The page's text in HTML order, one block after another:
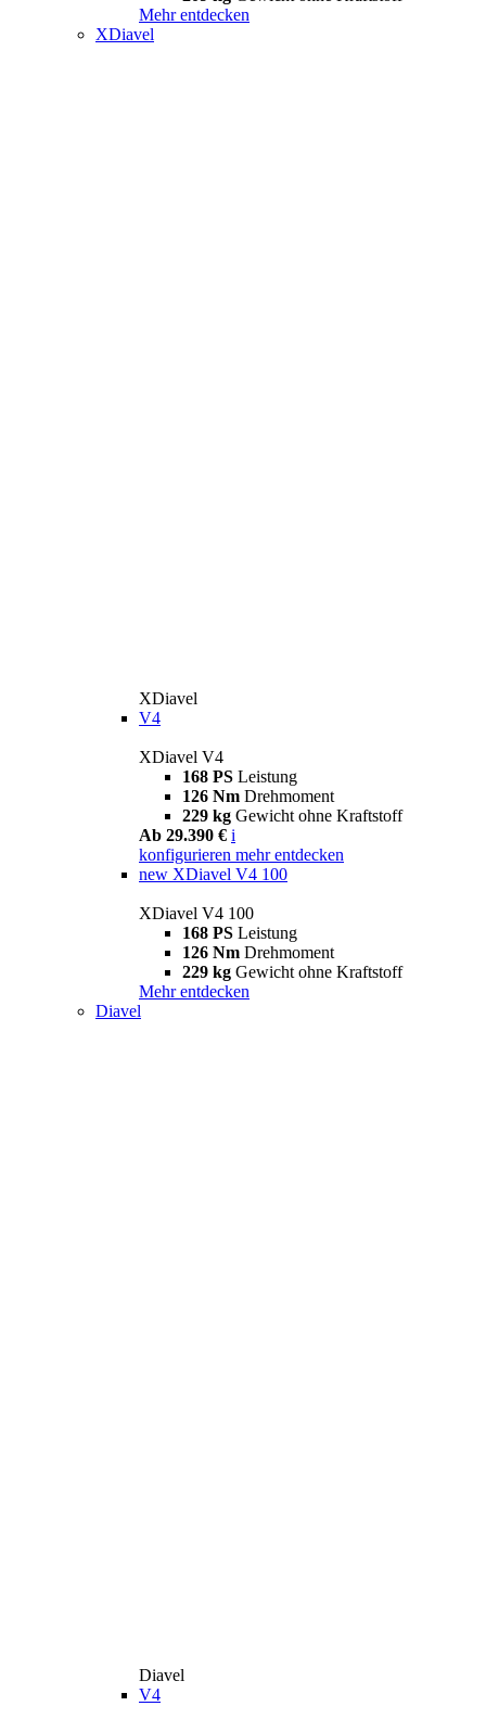
Mehr entdecken
XDiavel
XDiavel
V4
XDiavel V4
168 PS Leistung
126 Nm Drehmoment
229 kg Gewicht ohne Kraftstoff
Ab 29.390 € i
konfigurieren mehr entdecken
new XDiavel V4 100
XDiavel V4 100
168 PS Leistung
126 Nm Drehmoment
229 kg Gewicht ohne Kraftstoff
Mehr entdecken
Diavel
Diavel
V4